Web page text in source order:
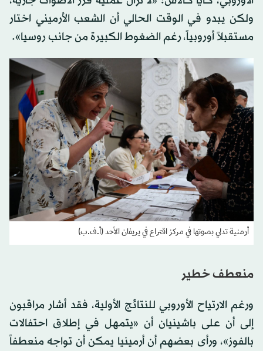
ولكن يبدو في الوقت الحالي أن الشعب الأرميني اختار
مستقبلاً أوروبياً، رغم الضغوط الكبيرة من جانب روسيا».
أرمنية تدلي بصوتها في مركز اقتراع في يريفان الأحد (أ.ف.ب)
منعطف خطير
ورغم الارتياح الأوروبي للنتائج الأولية، فقد أشار مراقبون
إلى أن على باشينيان أن «يتمهل في إطلاق احتفالات
بالفوز»، ورأى بعضهم أن أرمينيا يمكن أن تواجه منعطفاً